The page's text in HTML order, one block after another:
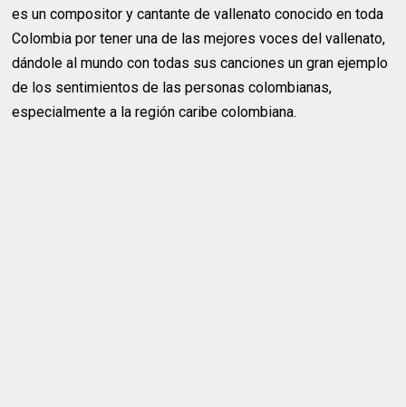
es un compositor y cantante de vallenato conocido en toda
Colombia por tener una de las mejores voces del vallenato,
dándole al mundo con todas sus canciones un gran ejemplo
de los sentimientos de las personas colombianas,
especialmente a la región caribe colombiana.